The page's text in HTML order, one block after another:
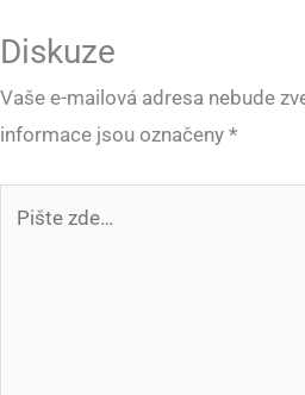
Diskuze
Vaše e-mailová adresa nebude
informace jsou označeny *